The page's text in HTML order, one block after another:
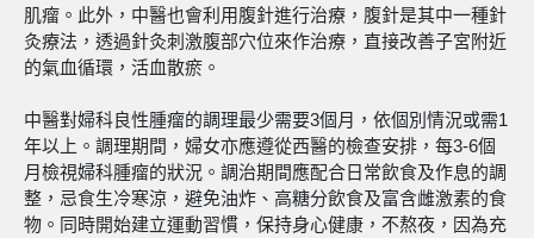
肌瘤。此外，中醫也會利用腹針進行治療，腹針是其中一種針
灸療法，透過針灸刺激腹部穴位來作治療，直接改善子宮附近
的氣血循環，活血散瘀。
中醫對婦科良性腫瘤的調理最少需要3個月，依個別情況或需1
年以上。調理期間，婦女亦應遵從西醫的檢查安排，每3-6個
月檢視婦科腫瘤的狀況。調治期間應配合日常飲食及作息的調
整，忌食生冷寒涼，避免油炸、高糖分飲食及富含雌激素的食
物。同時開始建立運動習慣，保持身心健康，不熬夜，因為充